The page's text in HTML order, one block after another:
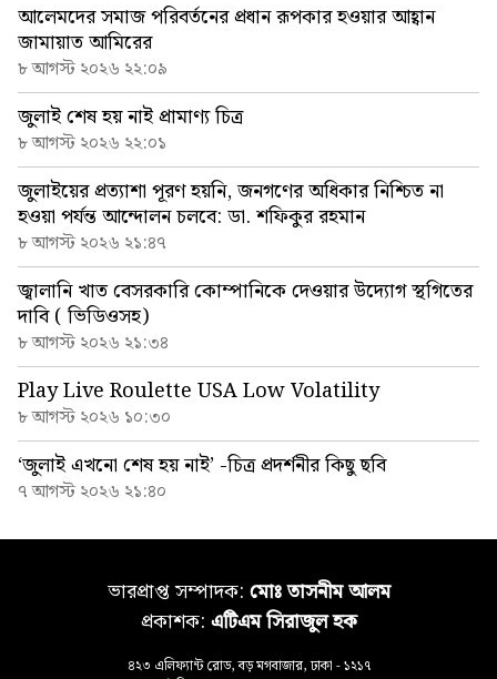
আলেমদের সমাজ পরিবর্তনের প্রধান রূপকার হওয়ার আহ্বান
জামায়াত আমিরের
৮ আগস্ট ২০২৬ ২২:০৯
জুলাই শেষ হয় নাই প্রামাণ্য চিত্র
৮ আগস্ট ২০২৬ ২২:০১
জুলাইয়ের প্রত্যাশা পূরণ হয়নি, জনগণের অধিকার নিশ্চিত না
হওয়া পর্যন্ত আন্দোলন চলবে: ডা. শফিকুর রহমান
৮ আগস্ট ২০২৬ ২১:৪৭
জ্বালানি খাত বেসরকারি কোম্পানিকে দেওয়ার উদ্যোগ স্থগিতের
দাবি ( ভিডিওসহ)
৮ আগস্ট ২০২৬ ২১:৩৪
Play Live Roulette USA Low Volatility
৮ আগস্ট ২০২৬ ১০:৩০
‘জুলাই এখনো শেষ হয় নাই’ -চিত্র প্রদর্শনীর কিছু ছবি
৭ আগস্ট ২০২৬ ২১:৪০
ভারপ্রাপ্ত সম্পাদক: মোঃ তাসনীম আলম
প্রকাশক: এটিএম সিরাজুল হক
৪২৩ এলিফ্যান্ট রোড, বড় মগবাজার, ঢাকা - ১২১৭